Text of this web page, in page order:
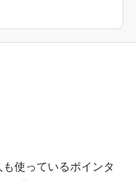
･････････････････
使っているポインタ